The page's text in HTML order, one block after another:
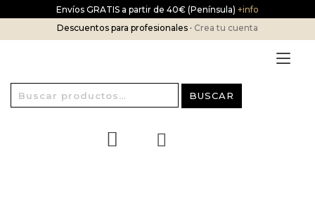
al
contenido
Envíos GRATIS a partir de 40€ (Península) +info
Descuentos para profesionales · Crea tu cuenta
Buscar
por:
BUSCAR